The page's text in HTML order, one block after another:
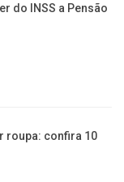
do INSS a Pensão
roupa: confira 10